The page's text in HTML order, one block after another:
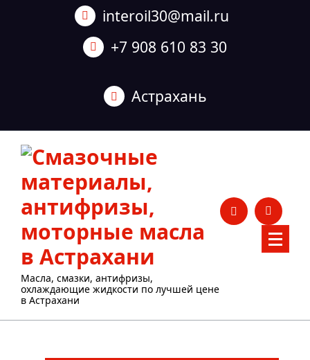
interoil30@mail.ru
+7 908 610 83 30
Астрахань
Масла, смазки, антифризы,
охлаждающие жидкости по лучшей цене
в Астрахани